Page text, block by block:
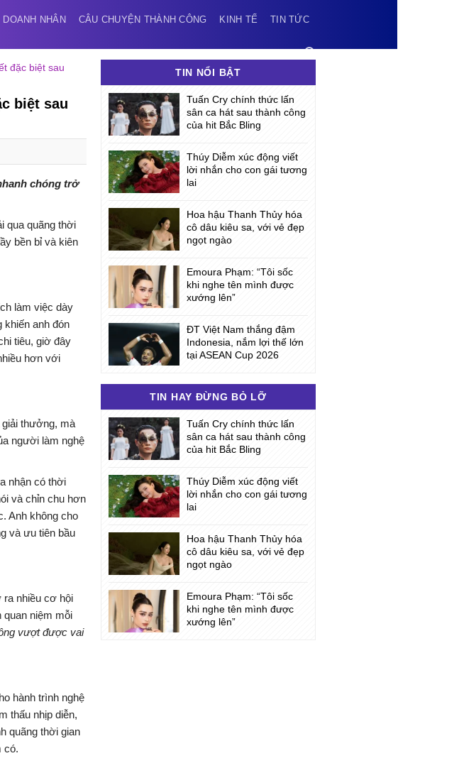
DOANH NHÂN CÂU CHUYỆN THÀNH CÔNG KINH TẾ TIN TỨC
đặc biệt sau
biệt sau
chóng trở
qua quãng thời
bền bỉ và kiên
làm việc dày
khiến anh đón
tiêu, giờ đây
hơn với
giải thưởng, mà
người làm nghệ
nhận có thời
và chỉn chu hơn
Anh không cho
và ưu tiên bầu
ra nhiều cơ hội
quan niệm mỗi
vượt được vai
hành trình nghệ
thấu nhịp diễn,
quãng thời gian
có.
TIN NỔI BẬT
Tuấn Cry chính thức lấn
sân ca hát sau thành công
của hit Bắc Bling
Thúy Diễm xúc động viết
lời nhắn cho con gái tương
lai
Hoa hậu Thanh Thủy hóa
cô dâu kiêu sa, với vẻ đẹp
ngọt ngào
Emoura Phạm: “Tôi sốc
khi nghe tên mình được
xướng lên”
ĐT Việt Nam thắng đậm
Indonesia, nắm lợi thế lớn
tại ASEAN Cup 2026
TIN HAY ĐỪNG BỎ LỠ
Tuấn Cry chính thức lấn
sân ca hát sau thành công
của hit Bắc Bling
Thúy Diễm xúc động viết
lời nhắn cho con gái tương
lai
Hoa hậu Thanh Thủy hóa
cô dâu kiêu sa, với vẻ đẹp
ngọt ngào
Emoura Phạm: “Tôi sốc
khi nghe tên mình được
xướng lên”